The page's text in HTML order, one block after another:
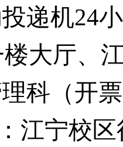
投递机24
大厅、
科（开
江宁校